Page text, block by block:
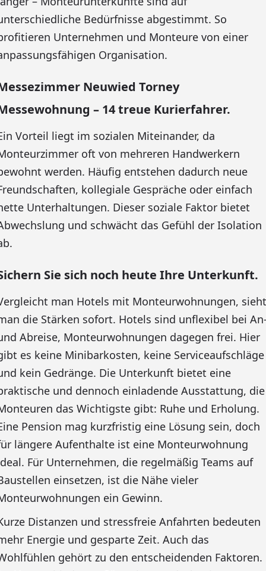
Bedürfnisse abgestimmt. So
Unternehmen und Monteure von einer
Organisation.
Neuwied Torney
– 14 treue Kurierfahrer.
Vorteil liegt im sozialen Miteinander, da
oft von mehreren Handwerkern
werden. Häufig entstehen dadurch neue
kollegiale Gespräche oder einfach
Unterhaltungen. Dieser soziale Faktor bietet
und schwächt das Gefühl der Isolation
Sie sich noch heute Ihre Unterkunft.
man Hotels mit Monteurwohnungen, sieht
die Stärken sofort. Hotels sind unflexibel bei
Abreise, Monteurwohnungen dagegen frei. Hier
es keine Minibarkosten, keine Serviceaufschläge
kein Gedränge. Die Unterkunft bietet eine
und dennoch einladende Ausstattung, die
das Wichtigste gibt: Ruhe und Erholung.
Pension mag kurzfristig eine Lösung sein, doch
längere Aufenthalte ist eine Monteurwohnung
Für Unternehmen, die regelmäßig Teams auf
einsetzen, ist die Nähe vieler
ein Gewinn.
Distanzen und stressfreie Anfahrten bedeuten
Energie und gesparte Zeit. Auch das
gehört zu den entscheidenden Faktoren.